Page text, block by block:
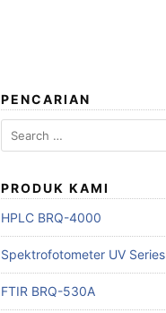
PENCARIAN
Search
for:
PRODUK KAMI
HPLC BRQ-4000
Spektrofotometer UV Series
FTIR BRQ-530A